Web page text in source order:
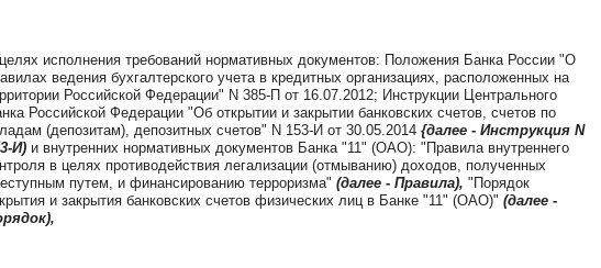
исполнения требований нормативных документов: Положения Банка России "О
ведения бухгалтерского учета в кредитных организациях, расположенных на
Российской Федерации" N 385-П от 16.07.2012; Инструкции Центрального
Российской Федерации "Об открытии и закрытии банковских счетов, счетов по
(депозитам), депозитных счетов" N 153-И от 30.05.2014 {далее - Инструкция N
И) и внутренних нормативных документов Банка "11" (ОАО): "Правила внутреннего
в целях противодействия легализации (отмыванию) доходов, полученных
путем, и финансированию терроризма" (далее - Правила), "Порядок
и закрытия банковских счетов физических лиц в Банке "11" (ОАО)" (далее -